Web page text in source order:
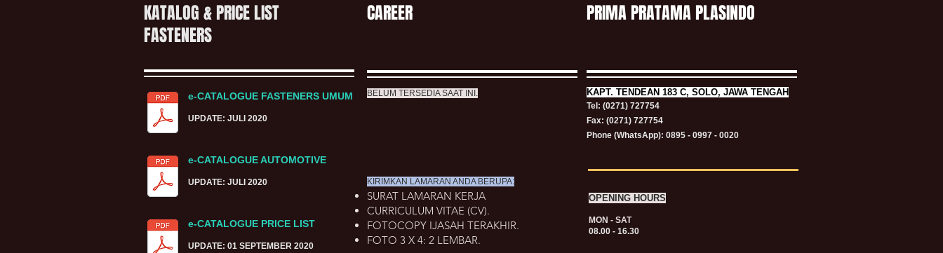
KATALOG & PRICE LIST
FASTENERS
CAREER PRIMA PRATAMA PLASINDO
e-CATALOGUE FASTENERS UMUM
UPDATE: JULI 2020
e-CATALOGUE AUTOMOTIVE
UPDATE: JULI 2020
e-CATALOGUE PRICE LIST
UPDATE: 01 SEPTEMBER 2020
BELUM TERSEDIA SAAT INI.
KIRIMKAN LAMARAN ANDA BERUPA:
SURAT LAMARAN KERJA
CURRICULUM VITAE (CV).
FOTOCOPY IJASAH TERAKHIR.
FOTO 3 X 4: 2 LEMBAR.
OPENING HOURS
MON - SAT
08.00 - 16.30
KAPT. TENDEAN 183 C, SOLO, JAWA TENGAH
Tel: (0271) 727754
Fax: (0271) 727754
Phone (WhatsApp): 0895 - 0997 - 0020